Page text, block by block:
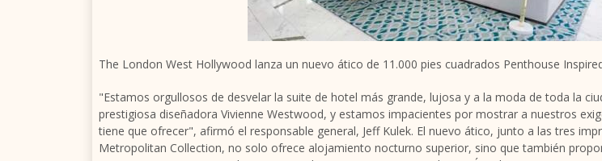
The London West Hollywood lanza un nuevo ático de 11.000 pies cuadrados Penthouse
"Estamos orgullosos de desvelar la suite de hotel más grande, lujosa y a la moda de toda la
prestigiosa diseñadora Vivienne Westwood, y estamos impacientes por mostrar a nuestros
tiene que ofrecer", afirmó el responsable general, Jeff Kulek. El nuevo ático, junto a las tres
Metropolitan Collection, no solo ofrece alojamiento nocturno superior, sino que también